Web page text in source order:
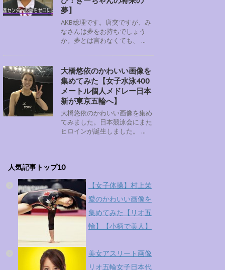
夢】
AKB総理です。唐突ですが、み
なさんは夢をお持ちでしょう
か。夢とは言わなくても、 ...
大橋悠依のかわいい画像を
集めてみた【女子水泳400
メートル個人メドレー日本
新が東京五輪へ】
大橋悠依のかわいい画像を集め
てみました。日本競泳会にまた
ヒロインが誕生しました。 ...
人気記事トップ10
【女子体操】村上茉
愛のかわいい画像を
集めてみた【リオ五
輪】【小柄で美人】
美女アスリート画像
リオ五輪女子日本代